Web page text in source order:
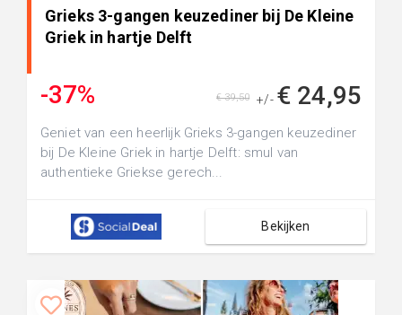
Grieks 3-gangen keuzediner bij De Kleine
Griek in hartje Delft
-37% +/- € 24,95
€ 39,50
Geniet van een heerlijk Grieks 3-gangen keuzediner
bij De Kleine Griek in hartje Delft: smul van
authentieke Griekse gerech...
Bekijken